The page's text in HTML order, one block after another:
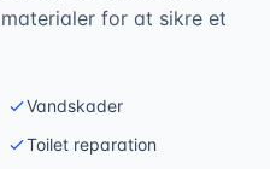
for at sikre et
Vandskader
Toilet reparation